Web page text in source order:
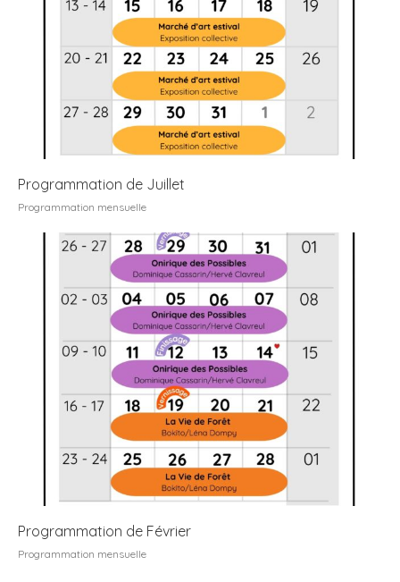
Programmation de Juillet
Programmation mensuelle
Programmation de Février
Programmation mensuelle